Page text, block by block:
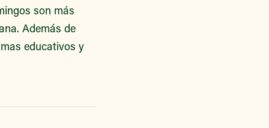
son más
Además de
educativos y